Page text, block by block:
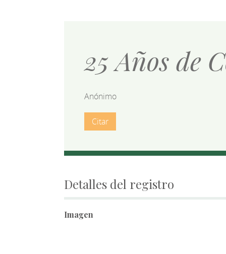
25 Años de
Anónimo
Citar
Detalles del registro
Imagen